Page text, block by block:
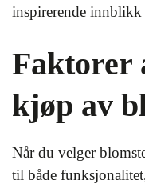
inspirerende
Faktorer
kjøp av
Når du velger
til både